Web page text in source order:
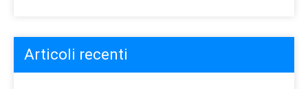
Articoli recenti